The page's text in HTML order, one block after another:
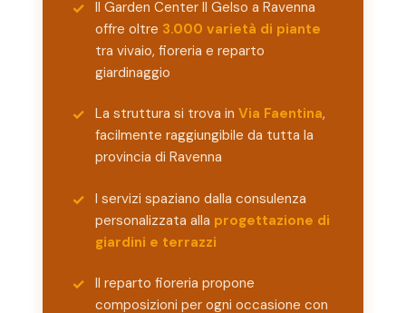
Il Garden Center Il Gelso a Ravenna
offre oltre 3.000 varietà di piante
tra vivaio, fioreria e reparto
giardinaggio
La struttura si trova in Via Faentina,
facilmente raggiungibile da tutta la
provincia di Ravenna
I servizi spaziano dalla consulenza
personalizzata alla progettazione di
giardini e terrazzi
Il reparto fioreria propone
composizioni per ogni occasione con